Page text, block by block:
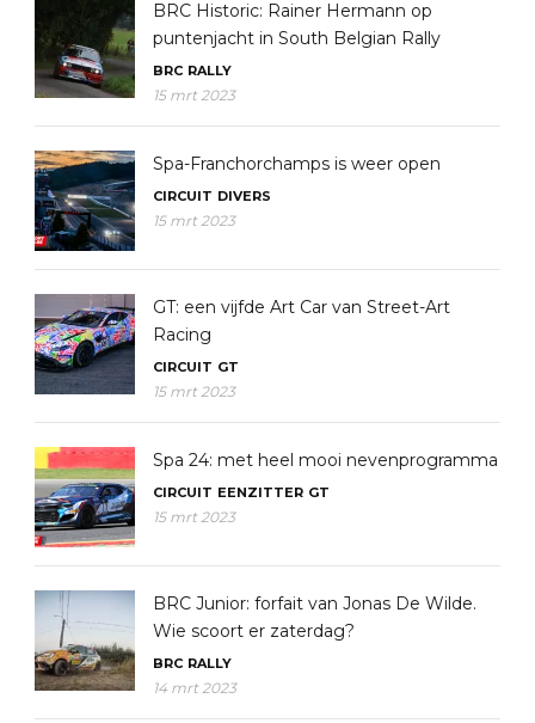
BRC Historic: Rainer Hermann op
puntenjacht in South Belgian Rally
BRC RALLY
15 mrt 2023
Spa-Franchorchamps is weer open
CIRCUIT DIVERS
15 mrt 2023
GT: een vijfde Art Car van Street-Art
Racing
CIRCUIT GT
15 mrt 2023
Spa 24: met heel mooi nevenprogramma
CIRCUIT EENZITTER GT
15 mrt 2023
BRC Junior: forfait van Jonas De Wilde.
Wie scoort er zaterdag?
BRC RALLY
14 mrt 2023